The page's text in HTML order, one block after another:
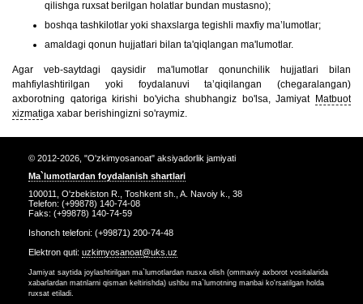
qilishga ruxsat berilgan holatlar bundan mustasno);
boshqa tashkilotlar yoki shaxslarga tegishli maxfiy ma’lumotlar;
amaldagi qonun hujjatlari bilan ta'qiqlangan ma'lumotlar.
Agar veb-saytdagi qaysidir ma'lumotlar qonunchilik hujjatlari bilan
mahfiylashtirilgan yoki foydalanuvi taʼqiqilangan (chegaralangan)
axborotning qatoriga kirishi bo'yicha shubhangiz bo'lsa, Jamiyat Matbuot
xizmatiga xabar berishingizni so'raymiz.
© 2012-2026, "O'zkimyosanoat" aksiyadorlik jamiyati
Ma`lumotlardan foydalanish shartlari
100011, O'zbekiston R., Toshkent sh., A. Navoiy k., 38
Telefon: (+99878) 140-74-08
Faks: (+99878) 140-74-59
Ishonch telefoni: (+99871) 200-74-48
Elektron quti: uzkimyosanoat@uks.uz
Jamiyat saytida joylashtirilgan ma`lumotlardan nusxa olish (ommaviy axborot vositalarida
xabarlardan matnlarni qisman keltirishda) ushbu ma`lumotning manbai ko'rsatilgan holda
ruxsat etiladi.